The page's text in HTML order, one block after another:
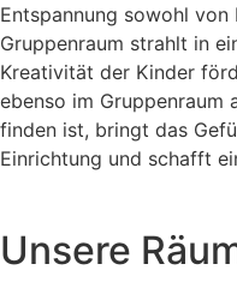
Entspannung sowohl von
Gruppenraum strahlt in
Kreativität der Kinder
ebenso im Gruppenraum
finden ist, bringt das
Einrichtung und schafft
Unsere